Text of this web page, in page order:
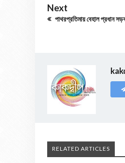
Next
পাথরপ্রতিমায় বেহাল প্রধান
RELATED ARTICLES